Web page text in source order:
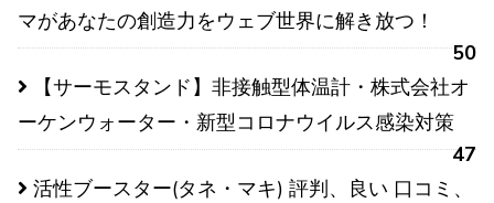
マがあなたの創造力をウェブ世界に解き放つ！
50
【サーモスタンド】非接触型体温計・株式会社オ
ーケンウォーター・新型コロナウイルス感染対策
47
活性ブースター(タネ・マキ) 評判、良い 口コミ、